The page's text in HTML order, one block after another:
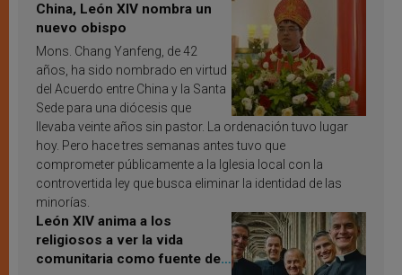
China, León XIV nombra un
nuevo obispo
Mons. Chang Yanfeng, de 42
años, ha sido nombrado en virtud
del Acuerdo entre China y la Santa
Sede para una diócesis que
llevaba veinte años sin pastor. La ordenación tuvo lugar
hoy. Pero hace tres semanas antes tuvo que
comprometer públicamente a la Iglesia local con la
controvertida ley que busca eliminar la identidad de las
minorías.
León XIV anima a los
religiosos a ver la vida
comunitaria como fuente de